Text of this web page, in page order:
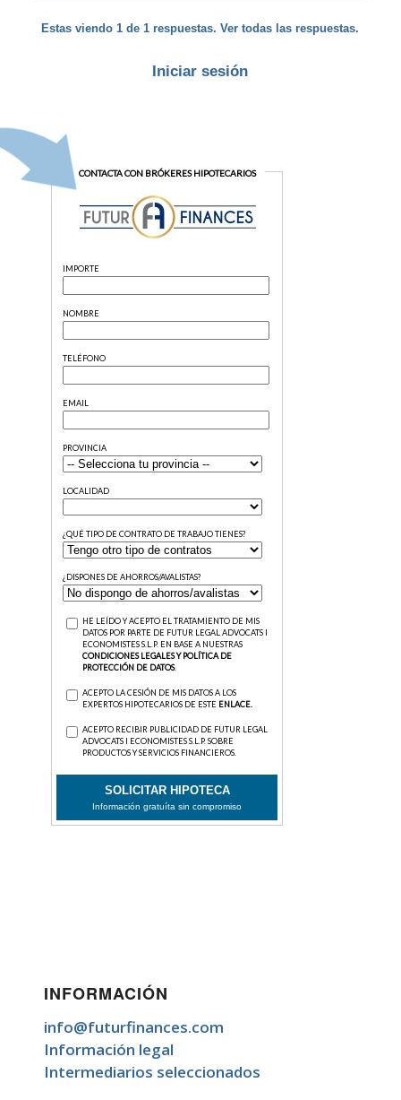
Estas viendo 1 de 1 respuestas. Ver todas las respuestas.
Iniciar sesión
INFORMACIÓN
info@futurfinances.com
Información legal
Intermediarios seleccionados